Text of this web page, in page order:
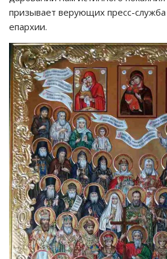
призывает верующих пресс-служба
епархии.